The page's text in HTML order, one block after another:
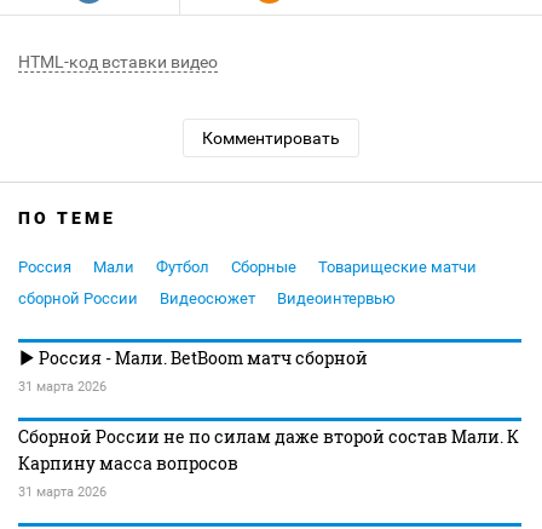
HTML-код вставки видео
Комментировать
ПО ТЕМЕ
Россия Мали Футбол Сборные
Товарищеские матчи
сборной России
Видеосюжет Видеоинтервью
Россия - Мали. BetBoom матч сборной
31 марта 2026
Сборной России не по силам даже второй состав Мали. К
Карпину масса вопросов
31 марта 2026